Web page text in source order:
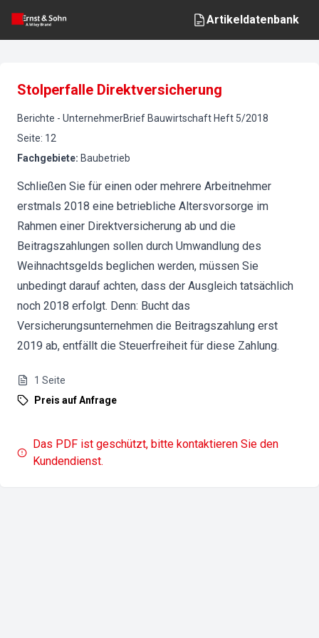
Artikeldatenbank
Stolperfalle Direktversicherung
Berichte - UnternehmerBrief Bauwirtschaft Heft 5/2018
Seite: 12
Fachgebiete: Baubetrieb
Schließen Sie für einen oder mehrere Arbeitnehmer
erstmals 2018 eine betriebliche Altersvorsorge im
Rahmen einer Direktversicherung ab und die
Beitragszahlungen sollen durch Umwandlung des
Weihnachtsgelds beglichen werden, müssen Sie
unbedingt darauf achten, dass der Ausgleich tatsächlich
noch 2018 erfolgt. Denn: Bucht das
Versicherungsunternehmen die Beitragszahlung erst
2019 ab, entfällt die Steuerfreiheit für diese Zahlung.
1 Seite
Preis auf Anfrage
Das PDF ist geschützt, bitte kontaktieren Sie den
Kundendienst.